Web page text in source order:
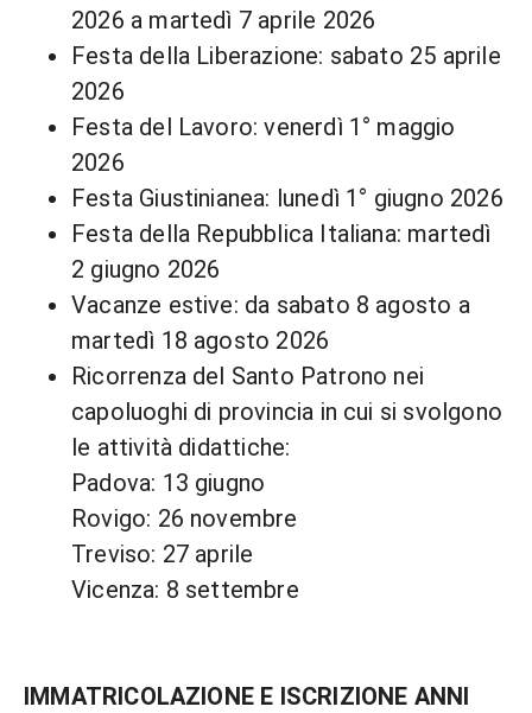
2026 a martedì 7 aprile 2026
Festa della Liberazione: sabato 25 aprile
2026
Festa del Lavoro: venerdì 1° maggio
2026
Festa Giustinianea: lunedì 1° giugno 2026
Festa della Repubblica Italiana: martedì
2 giugno 2026
Vacanze estive: da sabato 8 agosto a
martedì 18 agosto 2026
Ricorrenza del Santo Patrono nei
capoluoghi di provincia in cui si svolgono
le attività didattiche:
Padova: 13 giugno
Rovigo: 26 novembre
Treviso: 27 aprile
Vicenza: 8 settembre
IMMATRICOLAZIONE E ISCRIZIONE ANNI